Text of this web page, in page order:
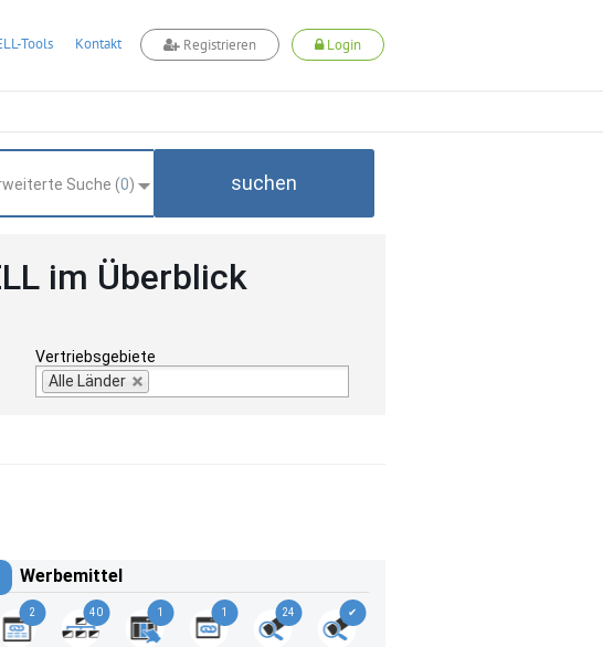
Tools Kontakt Registrieren Login
Suche (0) suchen
im Überblick
Vertriebsgebiete
Alle Länder
Werbemittel
2 40 1 1 24 ✔